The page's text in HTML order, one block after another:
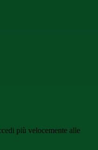
più velocemente alle